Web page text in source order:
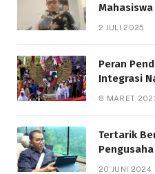
Mahasiswa
Bantuan
2 JULI 2025
Peran
Integrasi
8 MARET
Tertarik
1.000
20 JUNI 2024